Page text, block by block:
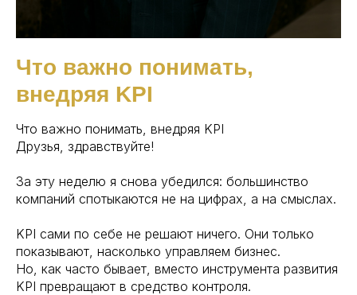
Что важно понимать,
внедряя KPI
Что важно понимать, внедряя KPI
Друзья, здравствуйте!
За эту неделю я снова убедился: большинство
компаний спотыкаются не на цифрах, а на смыслах.
KPI сами по себе не решают ничего. Они только
показывают, насколько управляем бизнес.
Но, как часто бывает, вместо инструмента развития
KPI превращают в средство контроля.